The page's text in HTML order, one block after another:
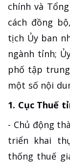
chính và
cách đồng
tịch Ủy ban
ngành tỉnh;
phố tập
một số nội
1. Cục Thuế
- Chủ động
triển khai
thống thuế